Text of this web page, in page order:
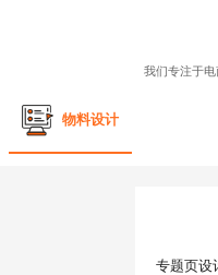
我们专注于电
物料设计
专题页设